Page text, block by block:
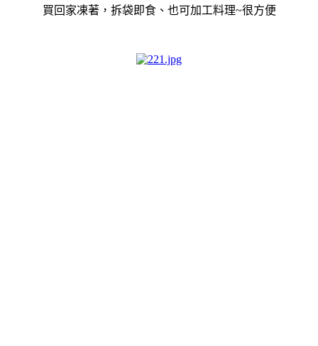
買回家凍著，拆袋即食、也可加工料理~很方便